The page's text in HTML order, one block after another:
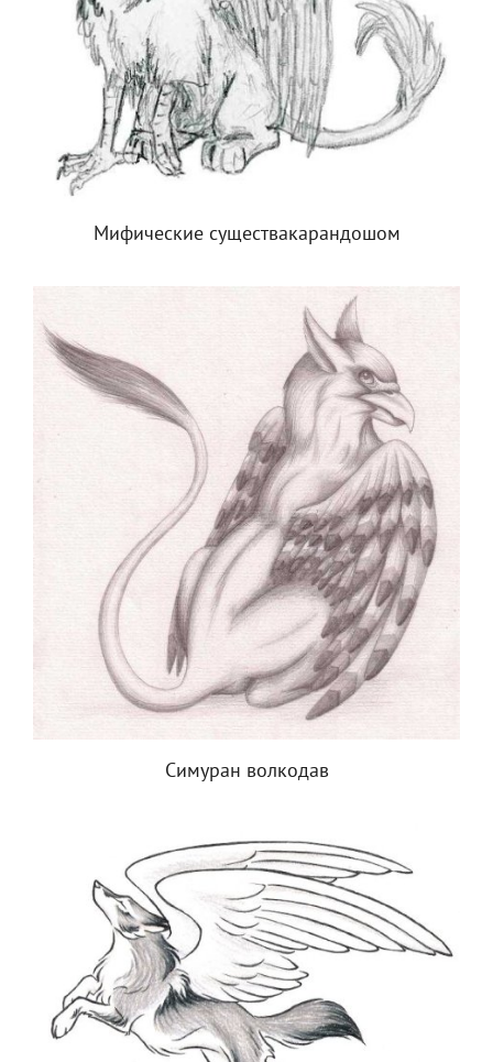
Мифические существакарандошом
Симуран волкодав